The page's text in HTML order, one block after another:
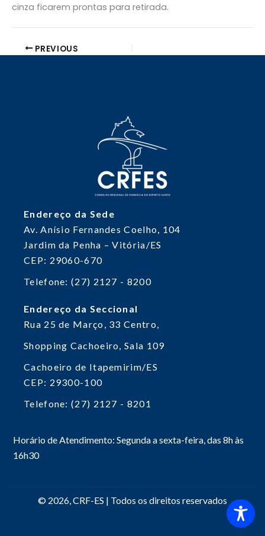
cinza ficarem prontas para retirada.
PREVIOUS
Endereço da Sede
Av. Anísio Fernandes Coelho, 104
Jardim da Penha – Vitória/ES
CEP: 29060-670
Telefone: (27) 2127 - 8200
Endereço da Seccional
Rua 25 de Março, 33Centro,
Shopping Cachoeiro, Sala 109
Cachoeiro de Itapemirim/ES
CEP: 29300-100
Telefone: (27) 2127 - 8201
Horário de Atendimento: Segunda a sexta-feira, das 8h às
16h30
© 2026, CRF-ES | Todos os direitos reservados